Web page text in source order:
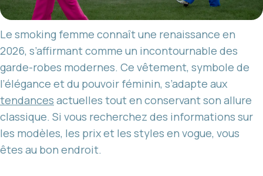
Le smoking femme connaît une renaissance en
2026, s’affirmant comme un incontournable des
garde-robes modernes. Ce vêtement, symbole de
l’élégance et du pouvoir féminin, s’adapte aux
tendances actuelles tout en conservant son allure
classique. Si vous recherchez des informations sur
les modèles, les prix et les styles en vogue, vous
êtes au bon endroit.